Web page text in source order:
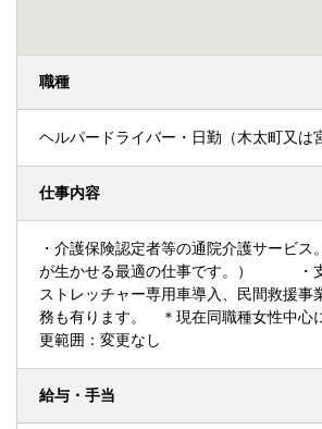
職種
ヘルパードライバー・日勤（木太町又は
仕事内容
・介護保険認定者等の通院介護サービス
が生かせる最適の仕事です。） ・支
ストレッチャー専用車導入、民間救援事
務も有ります。 ＊現在同職種女
更範囲：変更なし
給与・手当